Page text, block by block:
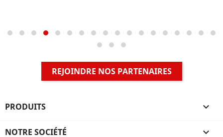
REJOINDRE NOS PARTENAIRES
PRODUITS 
NOTRE SOCIÉTÉ 